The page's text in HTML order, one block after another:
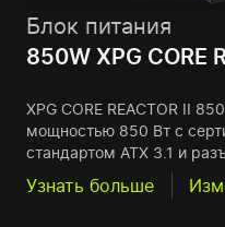
Блок питания
850W XPG CORE
XPG CORE REACTOR II
мощностью 850 Вт с
стандартом ATX 3.1 и
Узнать больше